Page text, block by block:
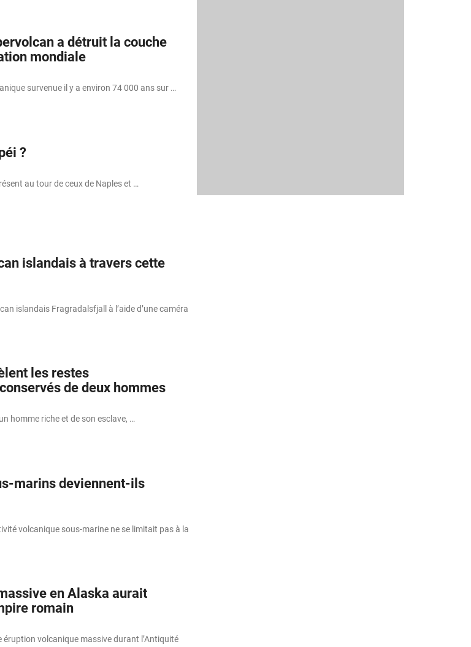
a détruit la couche
mondiale
survenue il y a environ 74 000 ans sur …
?
au tour de ceux de Naples et …
islandais à travers cette
islandais Fragradalsfjall à l’aide d’une caméra
les restes
de deux hommes
homme riche et de son esclave, …
marins deviennent-ils
volcanique sous-marine ne se limitait pas à la
en Alaska aurait
romain
éruption volcanique massive durant l’Antiquité